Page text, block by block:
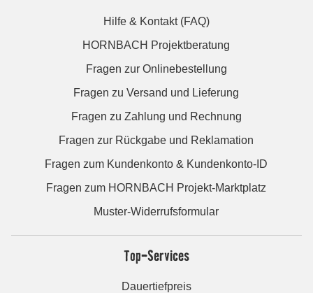
Hilfe & Kontakt (FAQ)
HORNBACH Projektberatung
Fragen zur Onlinebestellung
Fragen zu Versand und Lieferung
Fragen zu Zahlung und Rechnung
Fragen zur Rückgabe und Reklamation
Fragen zum Kundenkonto & Kundenkonto-ID
Fragen zum HORNBACH Projekt-Marktplatz
Muster-Widerrufsformular
Top-Services
Dauertiefpreis